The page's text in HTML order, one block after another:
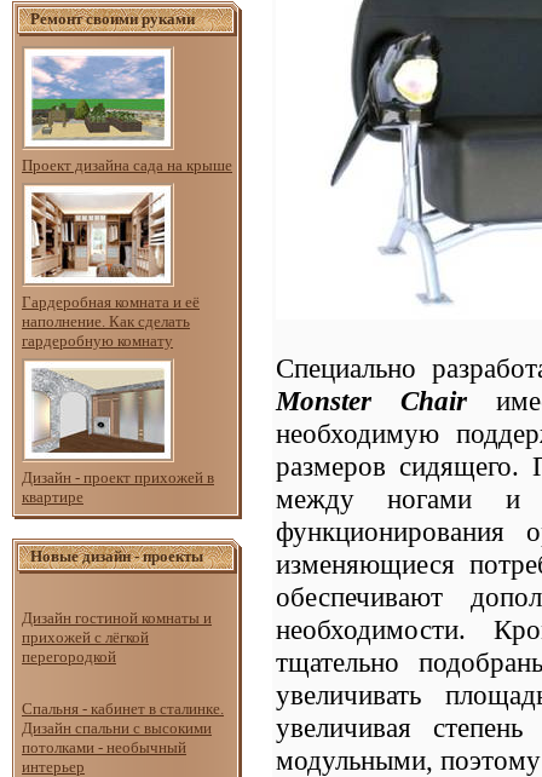
Ремонт своими руками
Проект дизайна сада на крыше
Гардеробная комната и её
наполнение. Как сделать
гардеробную комнату
Дизайн - проект прихожей в
квартире
Новые дизайн - проекты
Дизайн гостиной комнаты и
прихожей с лёгкой
перегородкой
Спальня - кабинет в сталинке.
Дизайн спальни с высокими
потолками - необычный
интерьер
Специально
Monster Chair
необходимую
размеров сидящего.
между ногами и
функционирования
изменяющиеся
обеспечивают
необходимости.
тщательно
увеличивать
увеличивая
модульными, поэтому